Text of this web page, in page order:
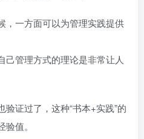
，一方面可以为管理实践提供
己管理方式的理论是非常让人
验证过了，这种“书本+实践”的
值。